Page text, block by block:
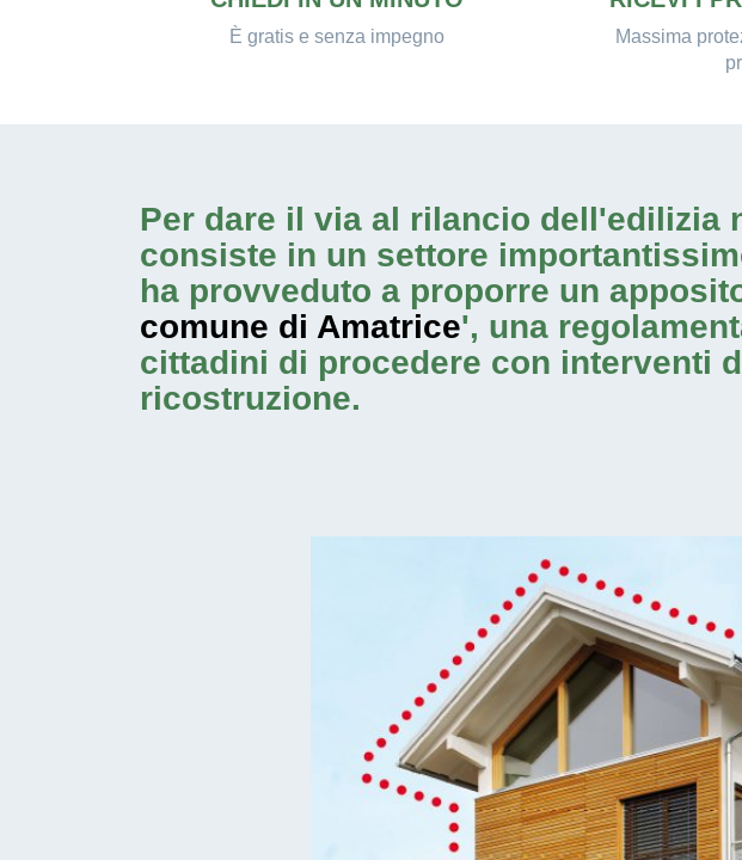
È gratis e senza impegno
Massima
Per dare il via al rilancio dell'edilizia
consiste in un settore
ha provveduto a proporre un
comune di Amatrice', una
cittadini di procedere con interventi
ricostruzione.